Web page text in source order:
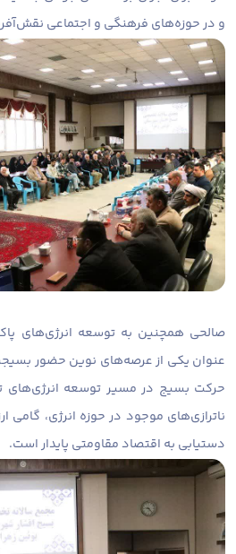
و در حوزه‌های فرهنگی و اجتماعی
صالحی همچنین به توسعه انرژی‌های
عنوان یکی از عرصه‌های نوین حضور
حرکت بسیج در مسیر توسعه انرژی‌های
ناترازی‌های موجود در حوزه انرژی،
دستیابی به اقتصاد مقاومتی پایدار است.